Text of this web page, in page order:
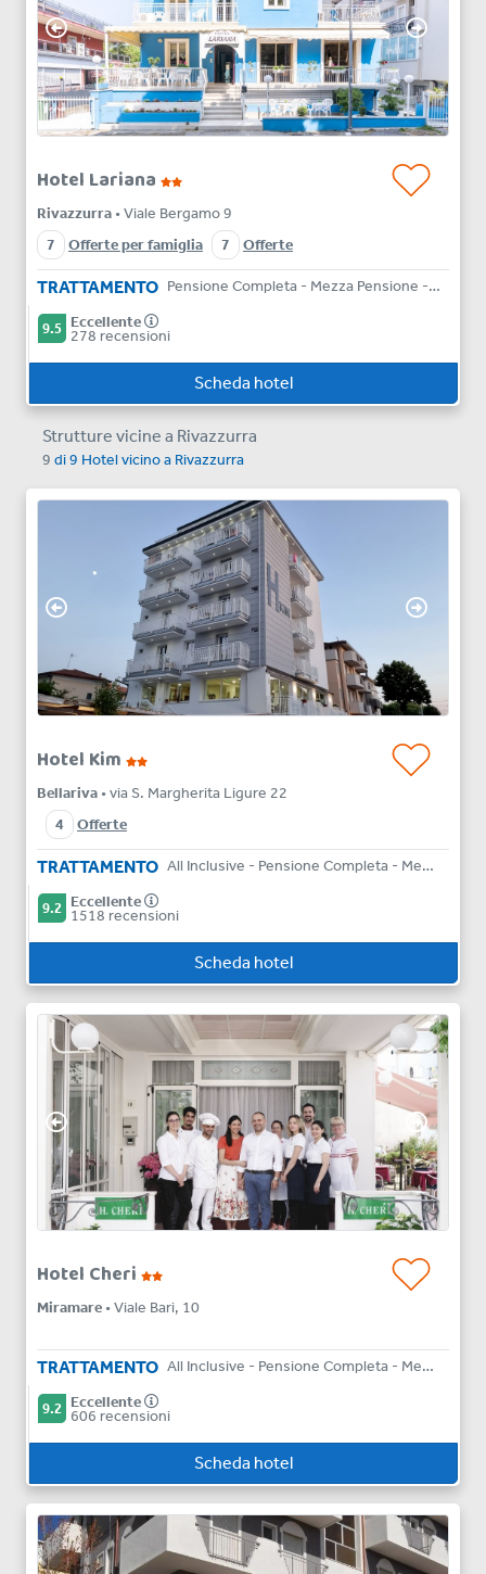
Hotel Lariana
Rivazzurra • Viale Bergamo 9
7
Offerte per famiglia 7 Offerte
TRATTAMENTO Pensione Completa - Mezza Pensione - Bed & Breakfast
9.5 Eccellente
278 recensioni
Scheda hotel
Strutture vicine a Rivazzurra
9 di9 Hotel vicino a Rivazzurra
Hotel Kim
Bellariva • via S. Margherita Ligure 22
4
Offerte
TRATTAMENTO All Inclusive - Pensione Completa - Mezza Pensione - Bed & Breakfast
9.2 Eccellente
1518 recensioni
Scheda hotel
Hotel Cheri
Miramare • Viale Bari, 10
TRATTAMENTO All Inclusive - Pensione Completa - Mezza Pensione - Bed & Breakfast
9.2 Eccellente
606 recensioni
Scheda hotel